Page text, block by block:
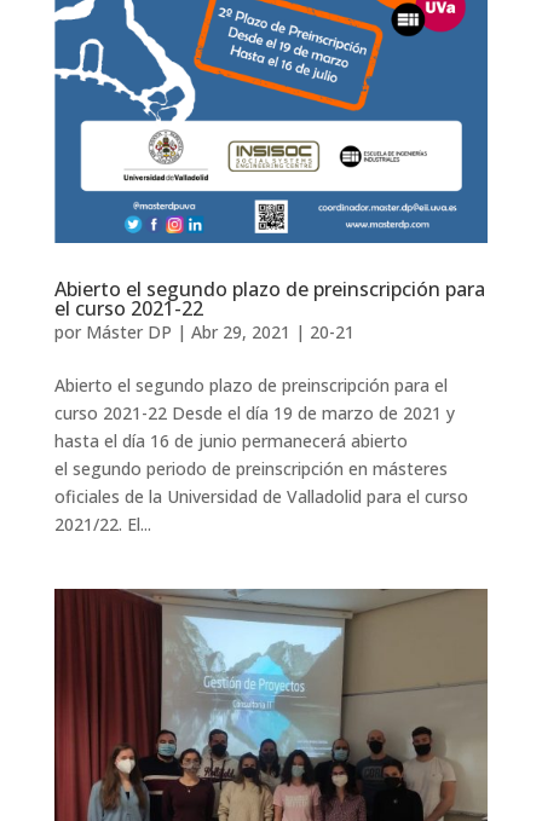
Abierto el segundo plazo de preinscripción para
el curso 2021-22
por Máster DP | Abr 29, 2021 | 20-21
Abierto el segundo plazo de preinscripción para el
curso 2021-22 Desde el día 19 de marzo de 2021 y
hasta el día 16 de junio permanecerá abierto
el segundo periodo de preinscripción en másteres
oficiales de la Universidad de Valladolid para el curso
2021/22. El...